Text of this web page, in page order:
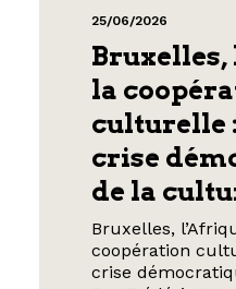
25/06/2026
Bruxelles,
la
culturelle
crise
de la
Bruxelles,
coopération
crise